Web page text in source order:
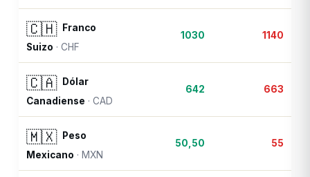
🇨🇭
Franco
Suizo ·CHF
1030 1140
🇨🇦
Dólar
Canadiense ·CAD
642 663
🇲🇽
Peso
Mexicano · MXN
50,50 55